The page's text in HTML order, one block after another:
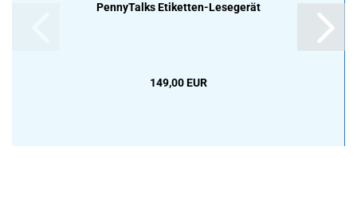
Pen­ny­Talks Etiketten-​​Le­se­ge­rät
149,00 EUR